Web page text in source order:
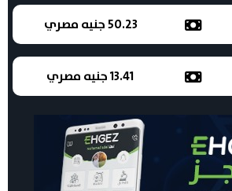
50.23 جنيه مصري
13.41 جنيه مصري